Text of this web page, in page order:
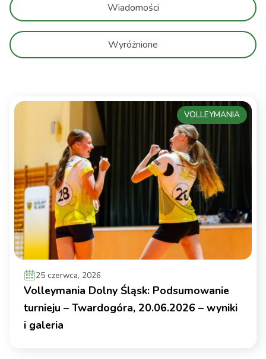
Wiadomości
Wyróżnione
25 czerwca, 2026
Volleymania Dolny Śląsk: Podsumowanie
turnieju – Twardogóra, 20.06.2026 – wyniki
i galeria
VOLLEYMANIA